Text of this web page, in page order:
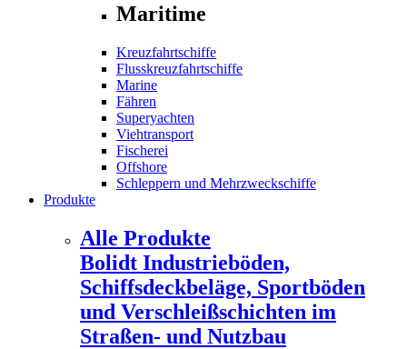
Maritime
Kreuzfahrtschiffe
Flusskreuzfahrtschiffe
Marine
Fähren
Superyachten
Viehtransport
Fischerei
Offshore
Schleppern und Mehrzweckschiffe
Produkte
Alle Produkte
Bolidt Industrieböden,
Schiffsdeckbeläge, Sportböden
und Verschleißschichten im
Straßen- und Nutzbau